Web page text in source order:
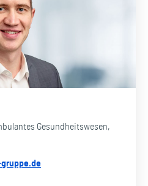
Gesundheitswesen,